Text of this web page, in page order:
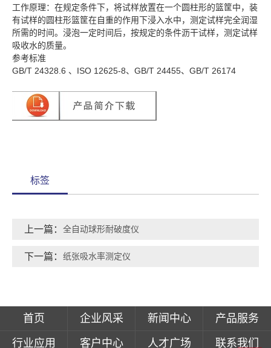
工作原理：在规定条件下，将试样放置在一个圆柱形的篮筐中，装
有试样的圆柱形篮筐在自重的作用下浸入水中，测定试样完全润湿
所需的时间。浸泡一定时间后，按规定的条件沥干试样，测定试样
吸收水的质量。
参考标准
GB/T 24328.6 、ISO 12625-8、GB/T 24455、GB/T 26174
标签
上一篇： 全自动球形耐破度仪
下一篇： 纸张吸水率测定仪
首页 企业风采 新闻中心 产品服务
行业应用 客户中心 人才广场 联系我们